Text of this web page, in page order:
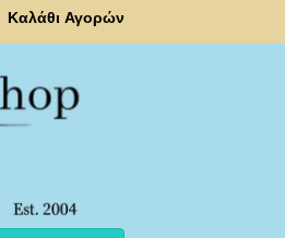
Καλάθι Αγορών